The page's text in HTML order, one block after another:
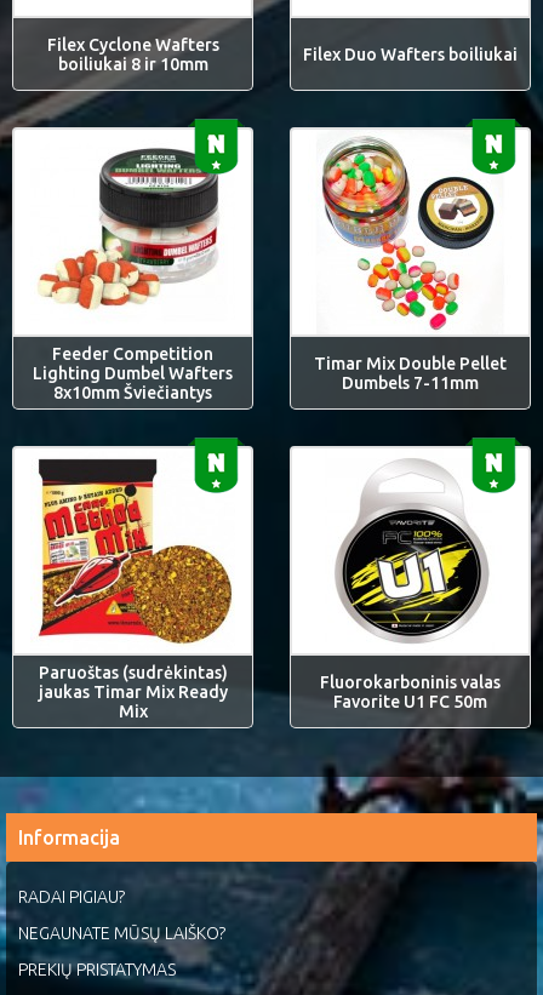
Filex Cyclone Wafters
boiliukai 8 ir 10mm
Filex Duo Wafters boiliukai
Feeder Competition
Lighting Dumbel Wafters
8x10mm Šviečiantys
Timar Mix Double Pellet
Dumbels 7-11mm
Paruoštas (sudrėkintas)
jaukas Timar Mix Ready
Mix
Fluorokarboninis valas
Favorite U1 FC 50m
Informacija
RADAI PIGIAU?
NEGAUNATE MŪSŲ LAIŠKO?
PREKIŲ PRISTATYMAS